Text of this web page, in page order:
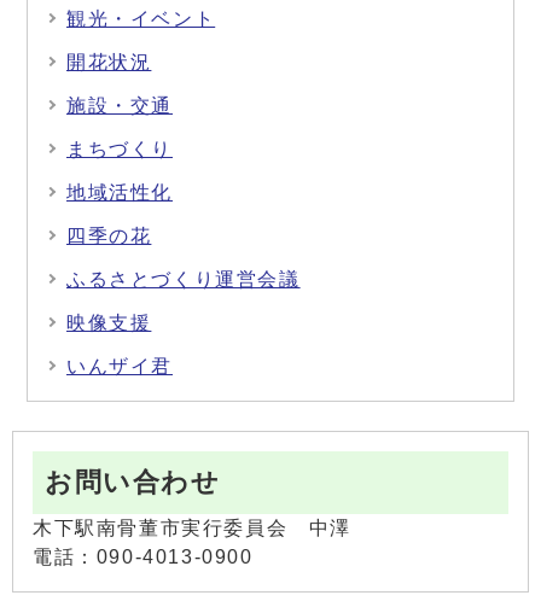
観光・イベント
開花状況
施設・交通
まちづくり
地域活性化
四季の花
ふるさとづくり運営会議
映像支援
いんザイ君
お問い合わせ
木下駅南骨董市実行委員会 中澤
電話：090-4013-0900